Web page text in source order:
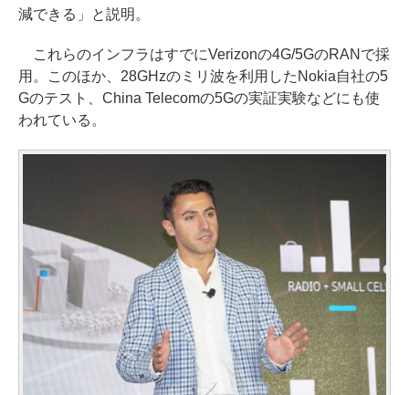
減できる」と説明。
これらのインフラはすでにVerizonの4G/5GのRANで採
用。このほか、28GHzのミリ波を利用したNokia自社の5
Gのテスト、China Telecomの5Gの実証実験などにも使
われている。